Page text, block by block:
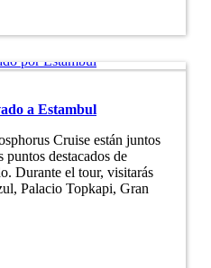
a Estambul
Cruise están juntos
puntos destacados de
Durante el tour, visitarás
Palacio Topkapi, Gran